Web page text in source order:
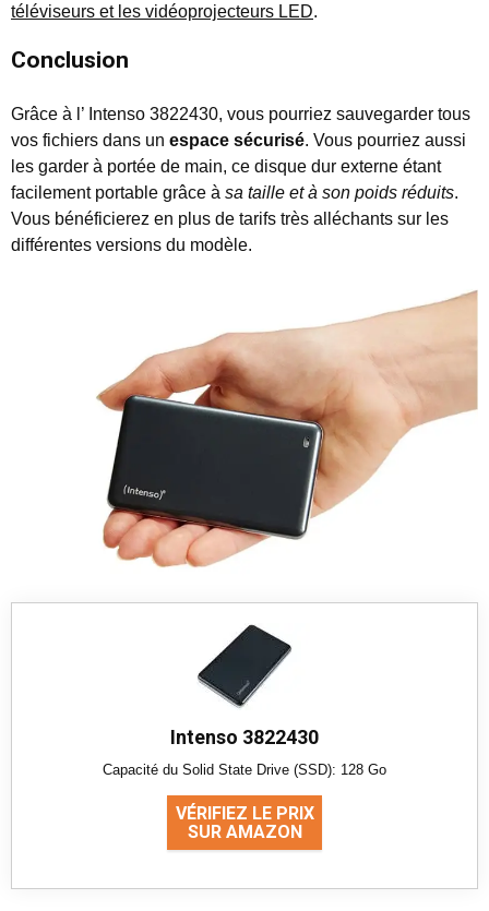
téléviseurs et les vidéoprojecteurs LED.
Conclusion
Grâce à l’ Intenso 3822430, vous pourriez sauvegarder tous
vos fichiers dans un espace sécurisé. Vous pourriez aussi
les garder à portée de main, ce disque dur externe étant
facilement portable grâce à sa taille et à son poids réduits.
Vous bénéficierez en plus de tarifs très alléchants sur les
différentes versions du modèle.
Intenso 3822430
Capacité du Solid State Drive (SSD): 128 Go
VÉRIFIEZ LE PRIX
SUR AMAZON